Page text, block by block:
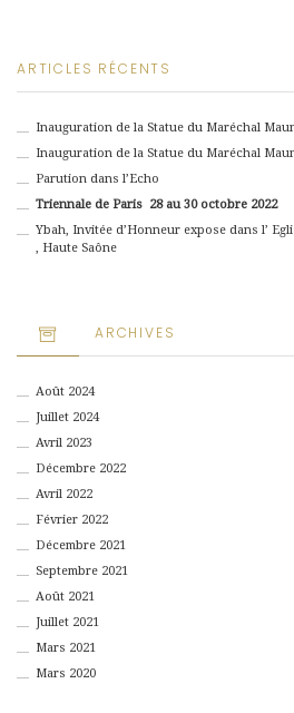
ARTICLES RÉCENTS
Inauguration de la Statue du Maréchal
Inauguration de la Statue du Maréchal
Parution dans l’Echo
Triennale de Paris 28 au 30 octobre 2022
Ybah, Invitée d’Honneur expose dans l’
, Haute Saône
ARCHIVES
Août 2024
Juillet 2024
Avril 2023
Décembre 2022
Avril 2022
Février 2022
Décembre 2021
Septembre 2021
Août 2021
Juillet 2021
Mars 2021
Mars 2020